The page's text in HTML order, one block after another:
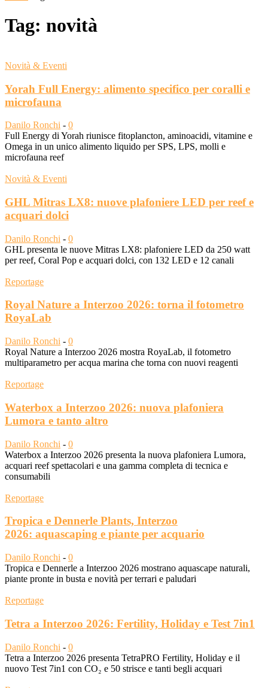
Tag: novità
Novità & Eventi
Yorah Full Energy: alimento specifico per coralli e
microfauna
Danilo Ronchi - 0
Full Energy di Yorah riunisce fitoplancton, aminoacidi, vitamine e
Omega in un unico alimento liquido per SPS, LPS, molli e
microfauna reef
Novità & Eventi
GHL Mitras LX8: nuove plafoniere LED per reef e
acquari dolci
Danilo Ronchi - 0
GHL presenta le nuove Mitras LX8: plafoniere LED da 250 watt
per reef, Coral Pop e acquari dolci, con 132 LED e 12 canali
Reportage
Royal Nature a Interzoo 2026: torna il fotometro
RoyaLab
Danilo Ronchi - 0
Royal Nature a Interzoo 2026 mostra RoyaLab, il fotometro
multiparametro per acqua marina che torna con nuovi reagenti
Reportage
Waterbox a Interzoo 2026: nuova plafoniera
Lumora e tanto altro
Danilo Ronchi - 0
Waterbox a Interzoo 2026 presenta la nuova plafoniera Lumora,
acquari reef spettacolari e una gamma completa di tecnica e
consumabili
Reportage
Tropica e Dennerle Plants, Interzoo
2026: aquascaping e piante per acquario
Danilo Ronchi - 0
Tropica e Dennerle a Interzoo 2026 mostrano aquascape naturali,
piante pronte in busta e novità per terrari e paludari
Reportage
Tetra a Interzoo 2026: Fertility, Holiday e Test 7in1
Danilo Ronchi - 0
Tetra a Interzoo 2026 presenta TetraPRO Fertility, Holiday e il
nuovo Test 7in1 con CO₂ e 50 strisce e tanti begli acquari